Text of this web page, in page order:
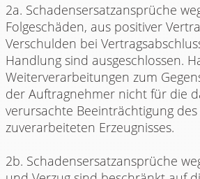
2a. Schadensersatzansprüche
Folgeschäden, aus positiver
Verschulden bei
Handlung sind ausgeschlossen.
Weiterverarbeitungen zum
der Auftragnehmer nicht für die
verursachte Beeinträchtigung
zuverarbeiteten Erzeugnisses.
2b. Schadensersatzansprüche